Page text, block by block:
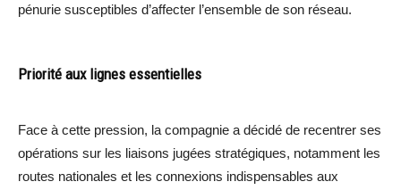
pénurie susceptibles d’affecter l’ensemble de son réseau.
Priorité aux lignes essentielles
Face à cette pression, la compagnie a décidé de recentrer ses
opérations sur les liaisons jugées stratégiques, notamment les
routes nationales et les connexions indispensables aux